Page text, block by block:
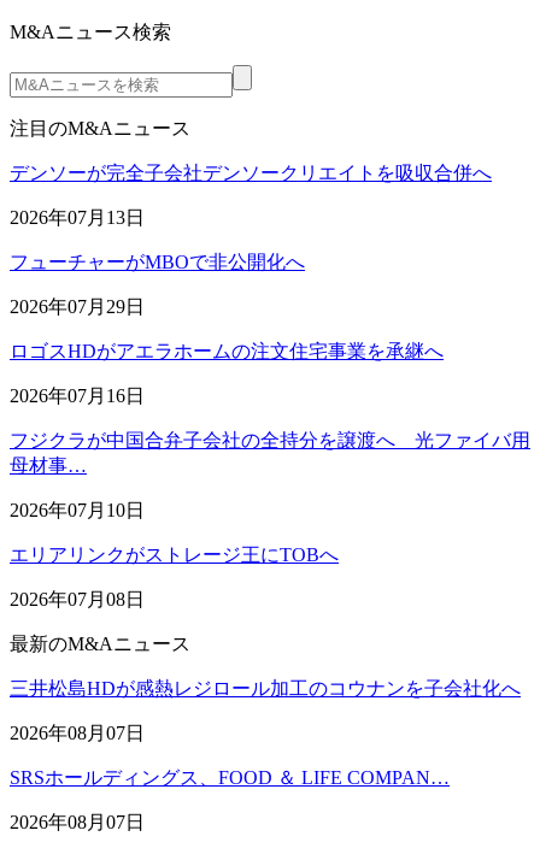
M&Aニュース検索
注目のM&Aニュース
デンソーが完全子会社デンソークリエイトを吸収合併へ
2026年07月13日
フューチャーがMBOで非公開化へ
2026年07月29日
ロゴスHDがアエラホームの注文住宅事業を承継へ
2026年07月16日
フジクラが中国合弁子会社の全持分を譲渡へ 光ファイバ用
母材事…
2026年07月10日
エリアリンクがストレージ王にTOBへ
2026年07月08日
最新のM&Aニュース
三井松島HDが感熱レジロール加工のコウナンを子会社化へ
2026年08月07日
SRSホールディングス、FOOD ＆ LIFE COMPAN…
2026年08月07日